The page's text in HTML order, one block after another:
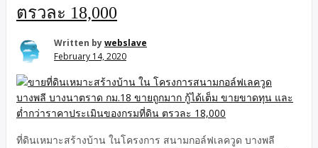
ตรวละ 18,000
Written bywebslave
February 14, 2020
ที่ดินเหมาะสร้างบ้าน ในโครงการ สนามกอล์ฟเลควูด บางพลี